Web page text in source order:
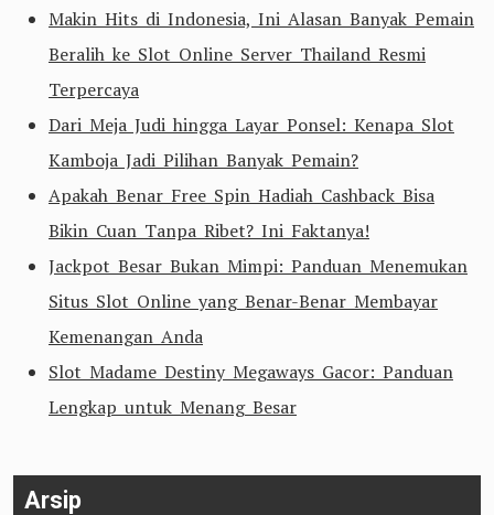
Makin Hits di Indonesia, Ini Alasan Banyak Pemain
Beralih ke Slot Online Server Thailand Resmi
Terpercaya
Dari Meja Judi hingga Layar Ponsel: Kenapa Slot
Kamboja Jadi Pilihan Banyak Pemain?
Apakah Benar Free Spin Hadiah Cashback Bisa
Bikin Cuan Tanpa Ribet? Ini Faktanya!
Jackpot Besar Bukan Mimpi: Panduan Menemukan
Situs Slot Online yang Benar-Benar Membayar
Kemenangan Anda
Slot Madame Destiny Megaways Gacor: Panduan
Lengkap untuk Menang Besar
Arsip